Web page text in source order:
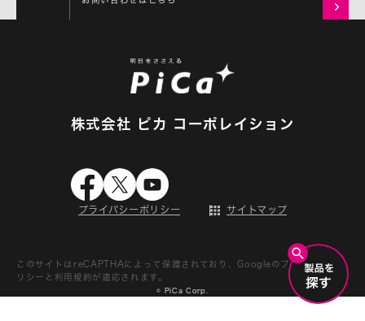
株式会社 ピカ コーポレイション
プライバシーポリシー サイトマップ
このサイトはreCAPTHAによって保護されており、Googleの プライバシーポ
リシー と 利用規約 が適応されます。
© PiCa Corp.